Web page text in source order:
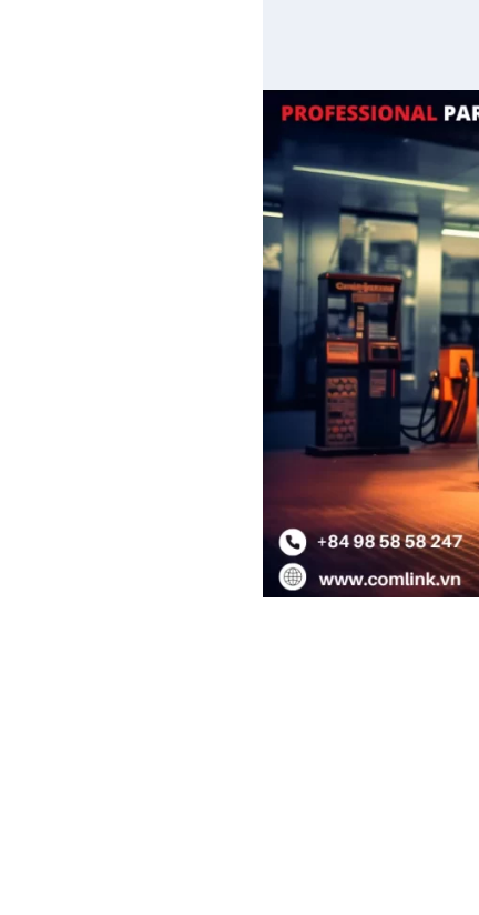
3.6 Thiết kế phần
Có thể bạn quan
4.1 Nguyễn Xuân
5 Liên hệ
5.1 Địa chỉ
5.2 Giờ làm việc
5.3 E-mail
5.4 Phone
Tư vấn